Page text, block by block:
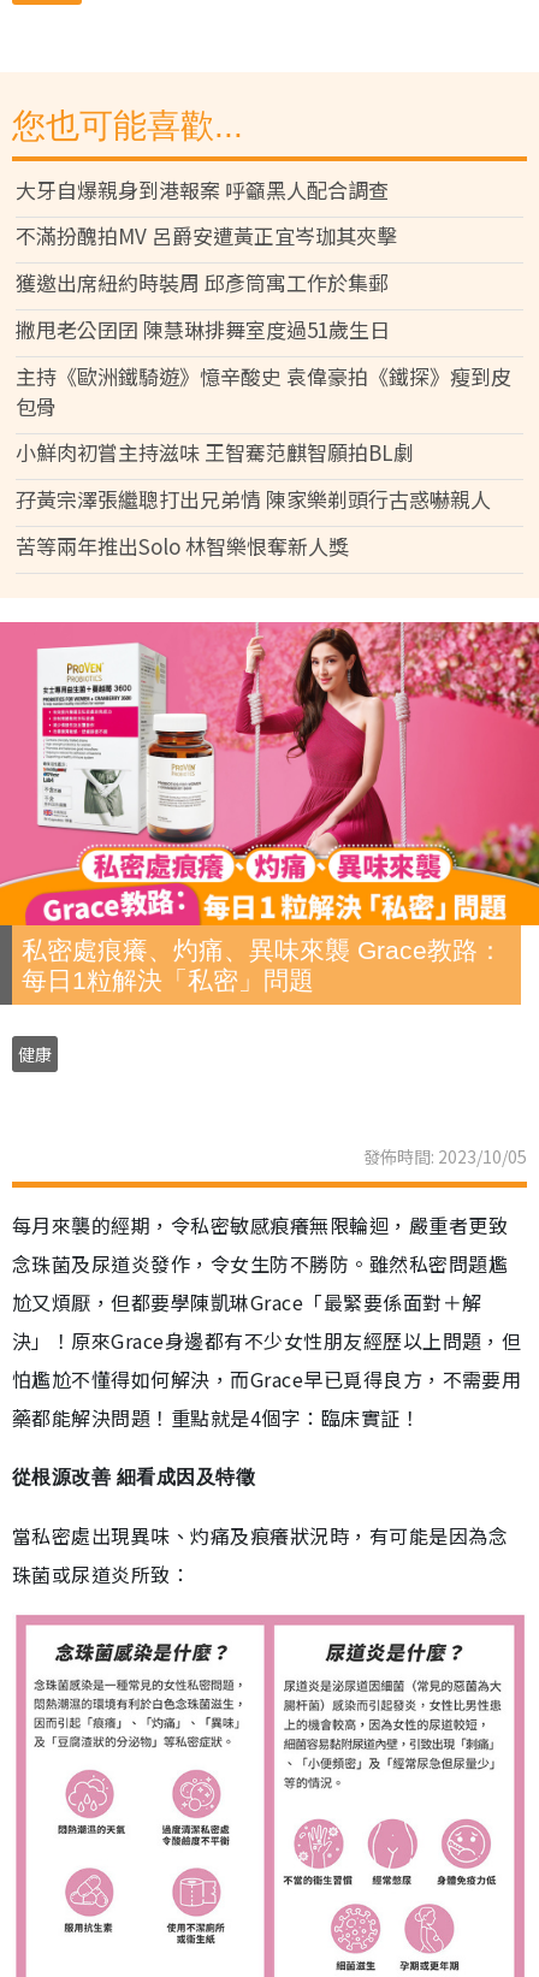
您也可能喜歡...
大牙自爆親身到港報案 呼籲黑人配合調查
不滿扮醜拍MV 呂爵安遭黃正宜岑珈其夾擊
獲邀出席紐約時裝周 邱彥筒寓工作於集郵
撇甩老公囝囝 陳慧琳排舞室度過51歲生日
主持《歐洲鐵騎遊》憶辛酸史 袁偉豪拍《鐵探》瘦到皮
包骨
小鮮肉初嘗主持滋味 王智騫范麒智願拍BL劇
孖黃宗澤張繼聰打出兄弟情 陳家樂剃頭行古惑嚇親人
苦等兩年推出Solo 林智樂恨奪新人獎
私密處痕癢、灼痛、異味來襲 Grace教路：
每日1粒解決「私密」問題
健康
發佈時間: 2023/10/05
每月來襲的經期，令私密敏感痕癢無限輪迴，嚴重者更致
念珠菌及尿道炎發作，令女生防不勝防。雖然私密問題尷
尬又煩厭，但都要學陳凱琳Grace「最緊要係面對＋解
決」！原來Grace身邊都有不少女性朋友經歷以上問題，但
怕尷尬不懂得如何解決，而Grace早已覓得良方，不需要用
藥都能解決問題！重點就是4個字：臨床實証！
從根源改善 細看成因及特徵
當私密處出現異味、灼痛及痕癢狀況時，有可能是因為念
珠菌或尿道炎所致：